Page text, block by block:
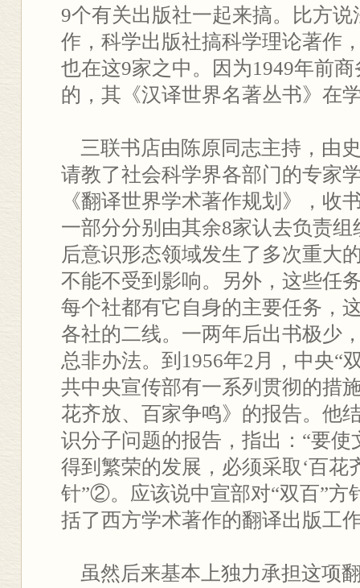
9个有关出版社一起来搞。比方
作，科学出版社搞科学理论著作
也在这9家之中。因为1949年前
的，其《汉译世界名著丛书》在
三联书店由陈原同志主持，由
请教了社会科学界各部门的专家
《翻译世界学术著作规划》，收
一部分分别由其余8家认去负责组
后意识形态领域发生了多次重大
不能不受到影响。另外，这些任
每个社都有它自身的主要任务，
各社的二线。一两年后出书极少
总非办法。到1956年2月，中央“
共中央宣传部有一系列贯彻的措
花齐放、百家争鸣》的报告。他
识分子问题的报告，指出：“要
得到繁荣的发展，必须采取‘百花
针”②。应该说中宣部对“双百”方
括了西方学术著作的翻译出版工
虽然后来基本上独力承担这项